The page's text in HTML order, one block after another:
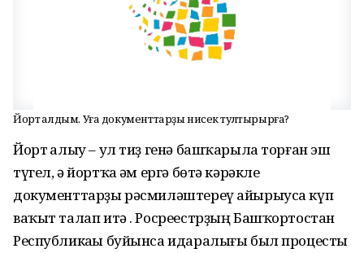
Йорт һалдым. Уға документтарҙы нисек тултырырға?
Йорт һалыу – ул тиҙ генә башҡарыла торған эш
түгел, ә йортҡа һәм ергә бөтә кәрәкле
документтарҙы рәсмиләштереү айырыуса күп
ваҡыт талап итә . Росреестрҙың Башҡортостан
Республикаһы буйынса идаралығы был процесты